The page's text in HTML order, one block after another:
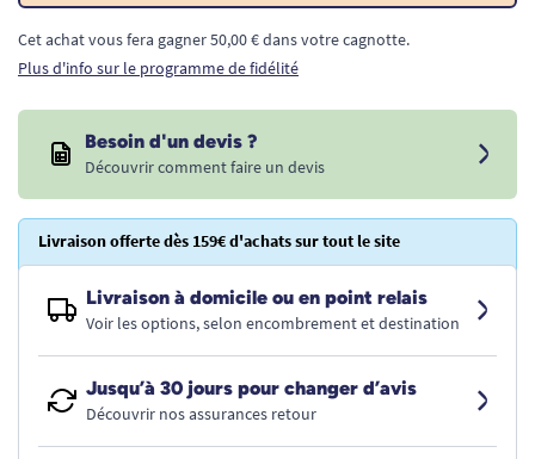
Cet achat vous fera gagner 50,00 € dans votre cagnotte.
Plus d'info sur le programme de fidélité
Besoin d'un devis ?
Découvrir comment faire un devis
Livraison offerte dès 159€ d'achats sur tout le site
Livraison à domicile ou en point relais
Voir les options, selon encombrement et destination
Jusqu’à 30 jours pour changer d’avis
Découvrir nos assurances retour